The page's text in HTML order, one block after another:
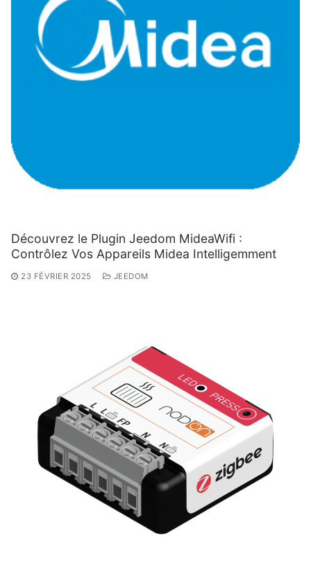
Découvrez le Plugin Jeedom MideaWifi :
Contrôlez Vos Appareils Midea Intelligemment
23 FÉVRIER 2025 JEEDOM